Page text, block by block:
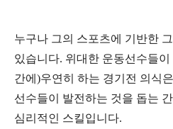
누구나 그의 스포츠에 기반한
있습니다. 위대한 운동선수들
간에)우연히 하는 경기전 의식
선수들이 발전하는 것을 돕는
심리적인 스킬입니다.